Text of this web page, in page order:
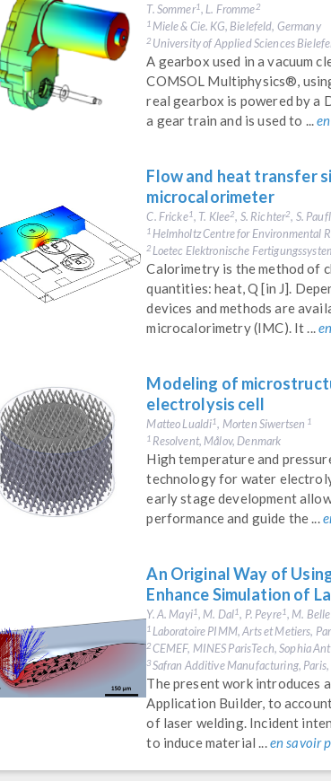
T. Sommer1, L. Fromme2
1 Miele & Cie. KG, Bielefeld, Germany
2 University of Applied Sciences
A gearbox used in a vacuum
COMSOL Multiphysics®,
real gearbox is powered by a
a gear train and is used to ...
Flow and heat transfer
microcalorimeter
C. Fricke1, T. Klee2, S. Richter2, S.
1 Helmholtz Centre for Environmental
2 Loetec Elektronische
Calorimetry is the method of
quantities: heat, Q [in J].
devices and methods are
microcalorimetry (IMC). It ...
Modeling of
electrolysis cell​
Matteo Lualdi1 , Morten Siwertsen 1
1 Resolvent, Målov, Denmark
High temperature and
technology for water
early stage development
performance and guide the ...
An Original Way of
Enhance Simulation of
Y. A. Mayi1, M. Dal1 , P. Peyre1, M.
1 Laboratoire PIMM, Arts et Metiers,
2CEMEF, MINES ParisTech, Sophia
3Safran Additive Manufacturing, Paris,
The present work introduces
Application Builder, to
of laser welding. Incident
to induce material ...en savoir